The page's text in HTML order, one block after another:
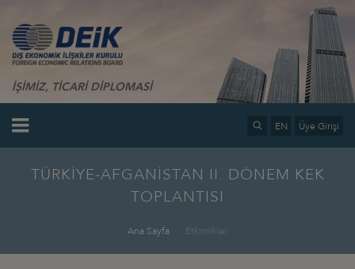
İŞİMİZ, TİCARİ DİPLOMASİ
EN Üye Girişi
TÜRKİYE-AFGANİSTAN II. DÖNEM KEK
TOPLANTISI
Ana Sayfa Etkinlikler